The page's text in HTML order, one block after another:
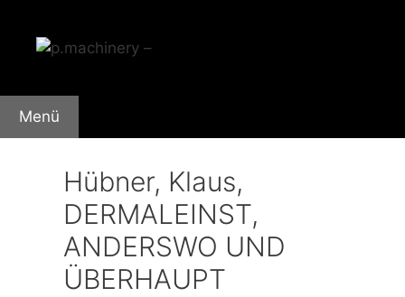
Inhalt
springen
Menü
Hübner, Klaus,
DERMALEINST,
ANDERSWO UND
ÜBERHAUPT